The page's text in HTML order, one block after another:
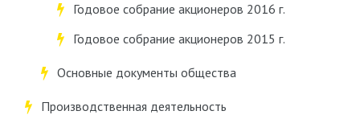
Годовое собрание акционеров 2016 г.
Годовое собрание акционеров 2015 г.
Основные документы общества
Производственная деятельность